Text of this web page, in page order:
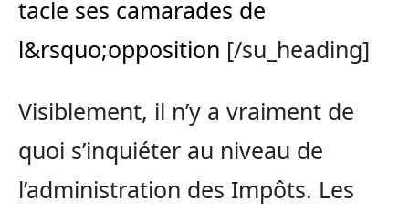
tacle ses camarades de
l&rsquo;opposition [/su_heading]
Visiblement, il n’y a vraiment de
quoi s’inquiéter au niveau de
l’administration des Impôts. Les